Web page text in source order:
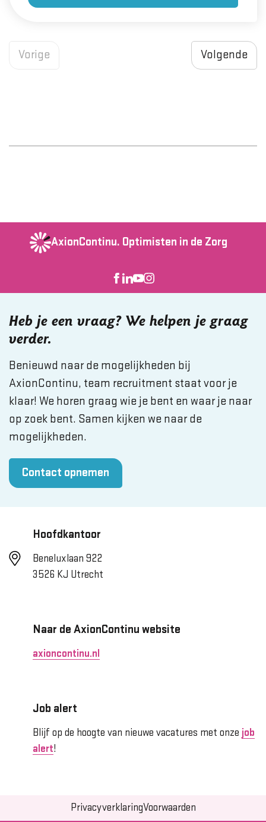
Vorige Volgende
AxionContinu. Optimisten in de Zorg
Heb je een vraag? We helpen je graag
verder.
Benieuwd naar de mogelijkheden bij
AxionContinu, team recruitment staat voor je
klaar! We horen graag wie je bent en waar je naar
op zoek bent. Samen kijken we naar de
mogelijkheden.
Contact opnemen
Hoofdkantoor
Beneluxlaan 922
3526 KJ Utrecht
Naar de AxionContinu website
axioncontinu.nl
Job alert
Blijf op de hoogte van nieuwe vacatures met onze job
alert!
PrivacyverklaringVoorwaarden